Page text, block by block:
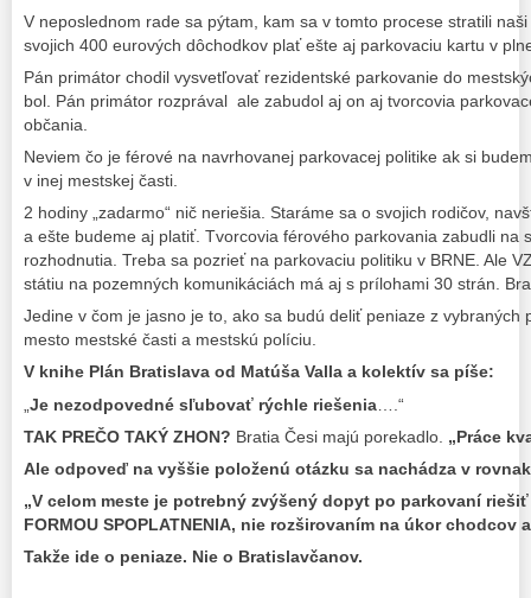
V neposlednom rade sa pýtam, kam sa v tomto procese stratili
svojich 400 eurových dôchodkov plať ešte aj parkovaciu kartu v
Pán primátor chodil vysvetľovať rezidentské parkovanie do
bol. Pán primátor rozprával ale zabudol aj on aj tvorcovia
občania.
Neviem čo je férové na navrhovanej parkovacej politike ak si
v inej mestskej časti.
2 hodiny „zadarmo“ nič neriešia. Staráme sa o svojich rodičov,
a ešte budeme aj platiť. Tvorcovia férového parkovania zabudli na
rozhodnutia. Treba sa pozrieť na parkovaciu politiku v BRNE. Ale
státiu na pozemných komunikáciách má aj s prílohami 30 strán.
Jedine v čom je jasno je to, ako sa budú deliť peniaze z vybraných
mesto mestské časti a mestskú políciu.
V knihe Plán Bratislava od Matúša Valla a kolektív sa píše:
Je nezodpovedné sľubovať rýchle riešenia ….“
TAK PREČO TAKÝ ZHON? Bratia Česi majú porekadlo. „Práce
Ale odpoveď na vyššie položenú otázku sa nachádza v
„V celom meste je potrebný zvýšený dopyt po parkovaní
FORMOU SPOPLATNENIA, nie rozširovaním na úkor chodcov
Takže ide o peniaze. Nie o Bratislavčanov.